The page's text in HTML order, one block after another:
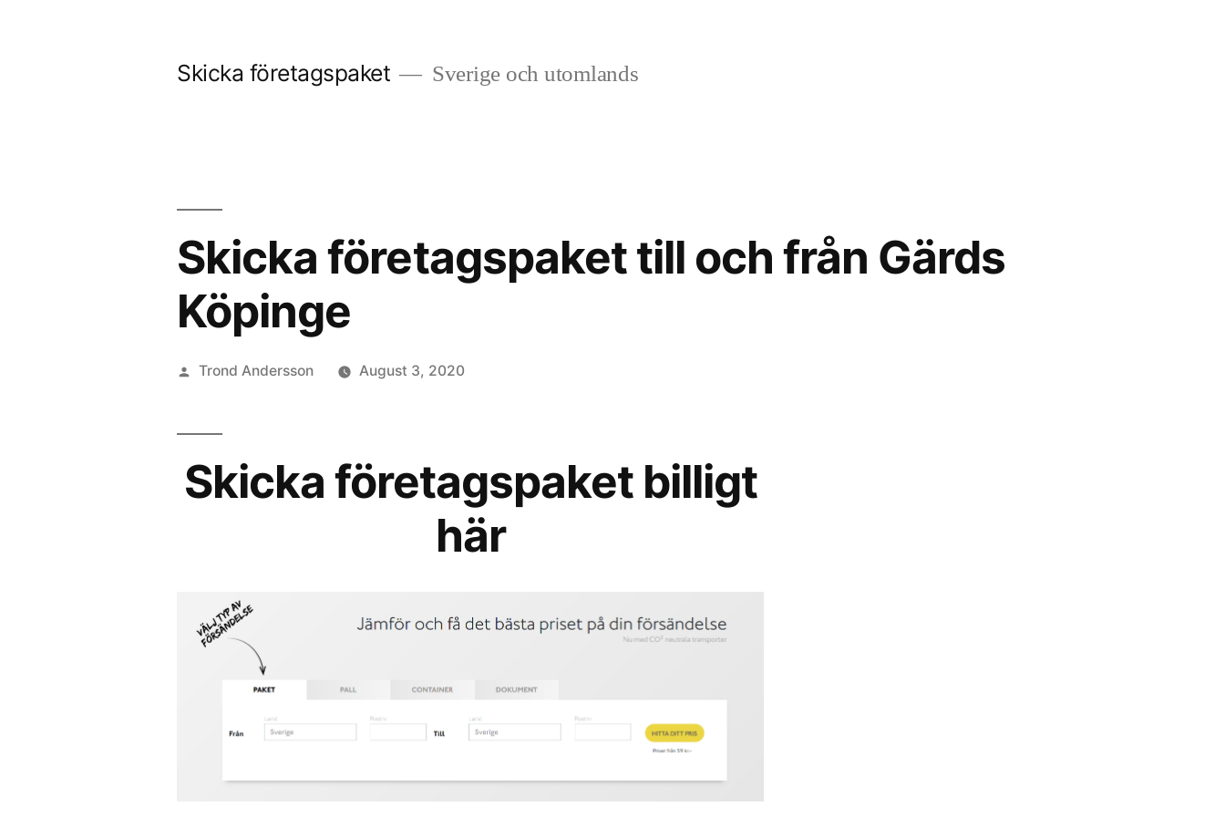
Skicka företagspaket Sverige och utomlands
Skicka företagspaket till och från Gärds
Köpinge
Posted
Trond Andersson August 3, 2020
Skicka företagspaket billigt
här